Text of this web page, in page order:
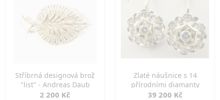
Stříbrná designová brož
"list" - Andreas Daub
2 200 Kč
Zlaté náušnice s 14
přírodními diamanty
39 200 Kč